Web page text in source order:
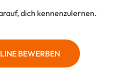
dich kennenzulernen.
BEWERBEN